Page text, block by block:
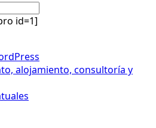
id=1]
alojamiento, consultoría y